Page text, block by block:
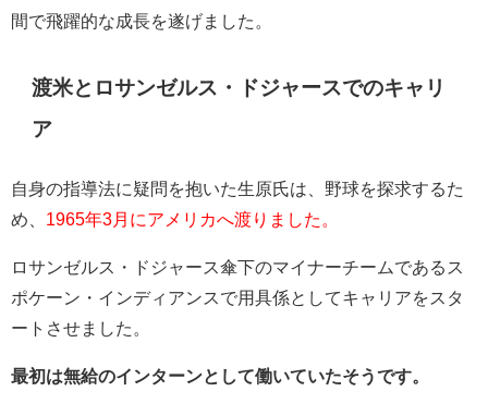
間で飛躍的な成長を遂げました。
渡米とロサンゼルス・ドジャースでのキャリ
ア
自身の指導法に疑問を抱いた生原氏は、野球を探求するた
め、 1965年3月にアメリカへ渡りました。
ロサンゼルス・ドジャース傘下のマイナーチームであるス
ポケーン・インディアンスで用具係としてキャリアをスタ
ートさせました。
最初は無給のインターンとして働いていたそうです。